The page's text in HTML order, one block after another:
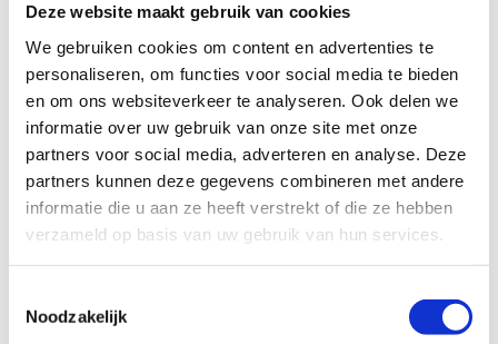
Deze website maakt gebruik van cookies
We gebruiken cookies om content en advertenties te
personaliseren, om functies voor social media te bieden
en om ons websiteverkeer te analyseren. Ook delen we
informatie over uw gebruik van onze site met onze
partners voor social media, adverteren en analyse. Deze
partners kunnen deze gegevens combineren met andere
informatie die u aan ze heeft verstrekt of die ze hebben
verzameld op basis van uw gebruik van hun services.
Noodzakelijk
Geef aan tot welk domein jouw vraag behoort
KIES EEN DOMEIN
Jouw vraag